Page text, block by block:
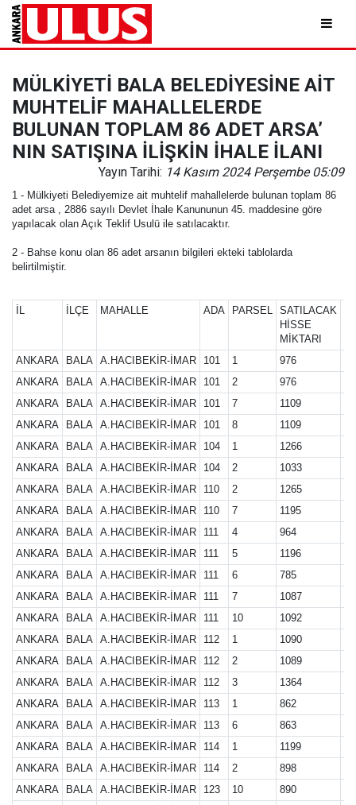
MÜLKİYETİ BALA BELEDİYESİNE AİT
MUHTELİF MAHALLELERDE
BULUNAN TOPLAM 86 ADET ARSA’
NIN SATIŞINA İLİŞKİN İHALE İLANI
Yayın Tarihi: 14 Kasım 2024 Perşembe 05:09
1 - Mülkiyeti Belediyemize ait muhtelif mahallelerde bulunan toplam 86
adet arsa , 2886 sayılı Devlet İhale Kanununun 45. maddesine göre
yapılacak olan Açık Teklif Usulü ile satılacaktır.
2 - Bahse konu olan 86 adet arsanın bilgileri ekteki tablolarda
belirtilmiştir.
İL İLÇE MAHALLE ADA PARSEL SATILACAK
HİSSE
MİKTARI
ANKARA BALA A.HACIBEKİR-İMAR 101 1 976
ANKARA
BALA A.HACIBEKİR-İMAR 101 2 976
ANKARA
BALA A.HACIBEKİR-İMAR 101 7 1109
ANKARA
BALA A.HACIBEKİR-İMAR 101 8 1109
ANKARA
BALA A.HACIBEKİR-İMAR 104 1 1266
ANKARA
BALA A.HACIBEKİR-İMAR 104 2 1033
ANKARA
BALA A.HACIBEKİR-İMAR 110 2 1265
ANKARA
BALA A.HACIBEKİR-İMAR 110 7 1195
ANKARA
BALA A.HACIBEKİR-İMAR 111 4 964
ANKARA
BALA A.HACIBEKİR-İMAR 111 5 1196
ANKARA
BALA A.HACIBEKİR-İMAR 111 6 785
ANKARA
BALA A.HACIBEKİR-İMAR 111 7 1087
ANKARA
BALA A.HACIBEKİR-İMAR 111 10 1092
ANKARA
BALA A.HACIBEKİR-İMAR 112 1 1090
ANKARA
BALA A.HACIBEKİR-İMAR 112 2 1089
ANKARA
BALA A.HACIBEKİR-İMAR 112 3 1364
ANKARA
BALA A.HACIBEKİR-İMAR 113 1 862
ANKARA
BALA A.HACIBEKİR-İMAR 113 6 863
ANKARA
BALA A.HACIBEKİR-İMAR 114 1 1199
ANKARA
BALA A.HACIBEKİR-İMAR 114 2 898
ANKARA
BALA A.HACIBEKİR-İMAR 123 10 890